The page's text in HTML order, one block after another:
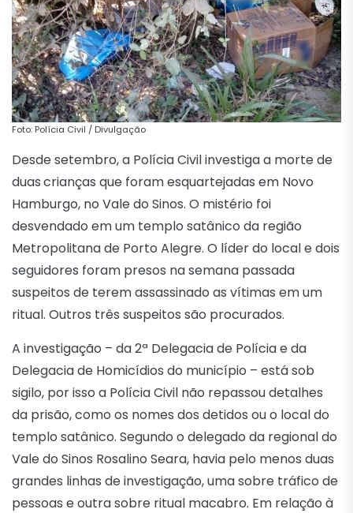
Foto: Polícia Civil / Divulgação
Desde setembro, a Polícia Civil investiga a morte de
duascrianças que foram esquartejadas em Novo
Hamburgo, no Vale do Sinos. O mistério foi
desvendado em um templo satânico da região
Metropolitana de Porto Alegre. O líder do local e dois
seguidores foram presos na semana passada
suspeitos de terem assassinado as vítimas em um
ritual. Outros três suspeitos são procurados.
A investigação – da 2ª Delegacia de Polícia e da
Delegacia de Homicídios do município – está sob
sigilo, por isso a Polícia Civil não repassou detalhes
da prisão, como os nomes dos detidos ou o local do
templo satânico. Segundo o delegado da regional do
Vale do Sinos Rosalino Seara, havia pelo menos duas
grandes linhas de investigação, uma sobre tráfico de
pessoas e outra sobre ritual macabro. Em relação à